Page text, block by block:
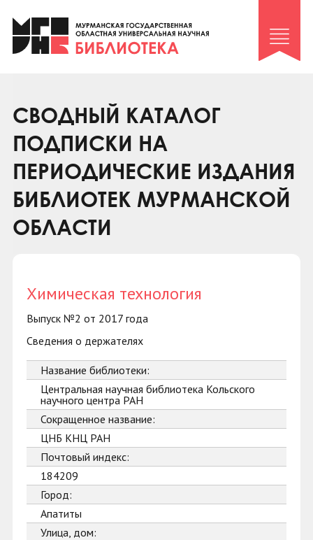
Клуб «Гиря и сельдерей»
Клуб «Семейный архив»
Коллегам
Контакты
СВОДНЫЙ КАТАЛОГ
ПОДПИСКИ НА
ПЕРИОДИЧЕСКИЕ ИЗДАНИЯ
БИБЛИОТЕК МУРМАНСКОЙ
ОБЛАСТИ
Химическая технология
Выпуск №2 от 2017 года
Сведения о держателях
Название библиотеки:
Центральная научная библиотека Кольского
научного центра РАН
Сокращенное название:
ЦНБ КНЦ РАН
Почтовый индекс:
184209
Город:
Апатиты
Улица, дом: